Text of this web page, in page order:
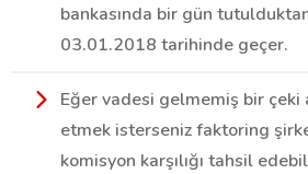
bankasında bir gün
03.01.2018 tarihinde geçer.
Eğer vadesi gelmemiş bir
etmek isterseniz faktoring
komisyon karşılığı tahsil